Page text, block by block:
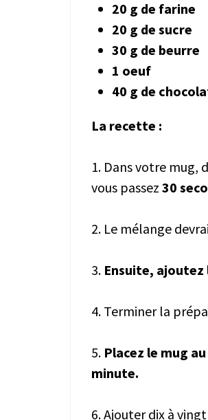
20 g de farine
20 g de sucre
30 g de beurre
1 oeuf
40 g de
La recette :
1. Dans votre mug,
vous passez 30
2. Le mélange
3. Ensuite, ajoutez
4. Terminer la
5. Placez le mug
minute.
6. Ajouter dix à